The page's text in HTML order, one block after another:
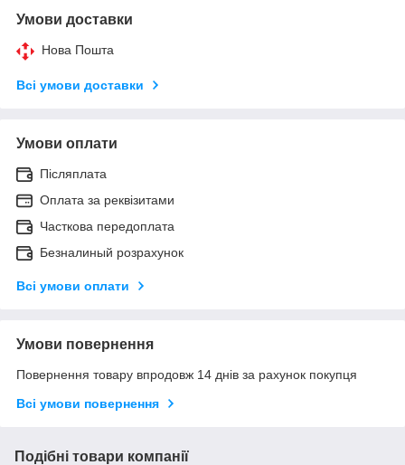
Умови доставки
Нова Пошта
Всі умови доставки
Умови оплати
Післяплата
Оплата за реквізитами
Часткова передоплата
Безналиный розрахунок
Всі умови оплати
Умови повернення
Повернення товару впродовж 14 днів за рахунок покупця
Всі умови повернення
Подібні товари компанії